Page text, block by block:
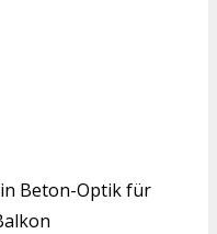
Beton-Optik für